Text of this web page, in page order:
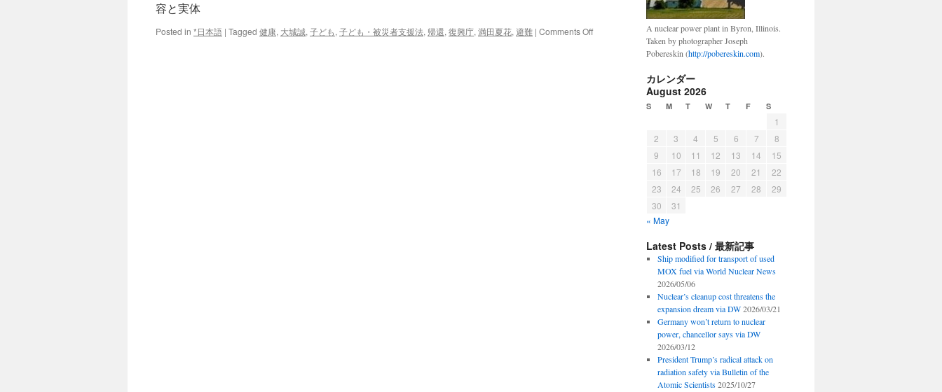
容と実体
Posted in *日本語 | Tagged 健康, 大城誠, 子ども, 子ども・被災者支援法, 帰還, 復興庁, 満田夏花, 避難 | Comments Offon
A nuclear power plant in Byron, Illinois.
Taken by photographer Joseph
Pobereskin (http://pobereskin.com).
カレンダー
August 2026
S M T W T F S
1
2
3 4 5 6 7
8
9
10 11 12 13 14
15
16
17 18 19 20 21
22
23
24 25 26 27 28
29
30
31
« May
Latest Posts / 最新記事
Ship modified for transport of used
MOX fuel via World Nuclear News
2026/05/06
Nuclear’s cleanup cost threatens the
expansion dream via DW 2026/03/21
Germany won’t return to nuclear
power, chancellor says via DW
2026/03/12
President Trump’s radical attack on
radiation safety via Bulletin of the
Atomic Scientists 2025/10/27